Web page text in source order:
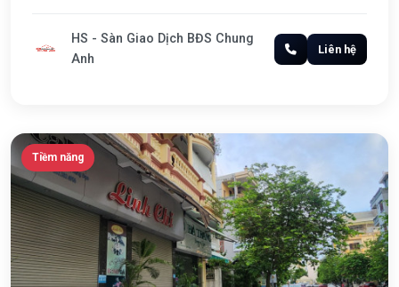
HS - Sàn Giao Dịch BĐS Chung
Anh
Liên hệ
Tiềm năng